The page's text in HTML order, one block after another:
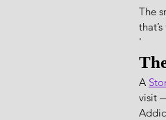
The
'
A
visit